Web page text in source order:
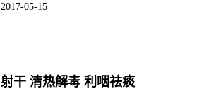
2017-05-15
射干 清热解毒 利咽祛痰